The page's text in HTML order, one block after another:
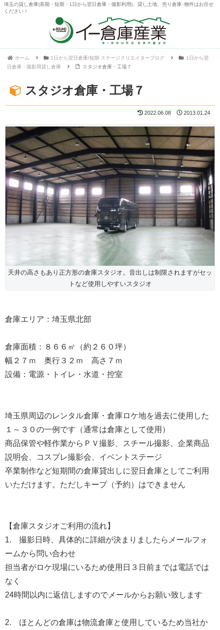
埼玉の貸し倉庫(長期・短期・1日から翌日倉庫・撮影利用)、貸し土地、売り倉庫･物件はお任せ
ください！
ホーム 1日から翌日倉庫/短期 ステージクリエイターブログ
1日から翌
日倉庫・撮影用貸し倉庫
スタジオ倉庫・工場７
スタジオ倉庫・工場７
2013.01.24
2022.06.08
天井の高さもあり正方形の倉庫スタジオ。音出しは制限されますがセッ
トなど使用しやすいスタジオ
倉庫エリア：埼玉県北部
倉庫面積：８６６㎡（約２６０坪）
幅２７ｍ 奥行３２ｍ 高さ７ｍ
設備：電源・トイレ・水道・控室
埼玉県周辺のレンタル倉庫・倉庫ロケ地を過去に使用した
１～３０の一例です（通常は倉庫として使用）
商品保管や軽作業からＰＶ撮影、スチール撮影、企業商品
説明会、コスプレ撮影会、イベントステージ
卒業制作など短期間の倉庫貸出しに翌日倉庫としてご利用
いただけます。ただしキープ（予約）はできません
【倉庫スタジオご利用の流れ】
1. 撮影日時、具体的に詳細が決まりましたらメールフォ
ームから問い合わせ
担当者がロケ現場にいるため使用日３日前までは電話では
なく
24時間以内に返信しますのでメールからお願い致します
2. ほとんどの倉庫は物流倉庫と使用しているため当社か